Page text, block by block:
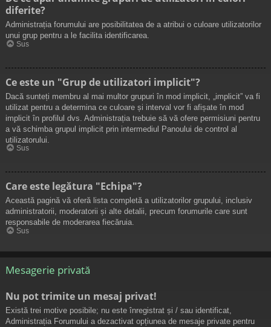
diferite?
Administrația forumului are posibilitatea de a atribui o culoare utilizatorilor
unui grup pentru a le facilita identificarea.
Sus
Ce este un "Grup de utilizatori implicit"?
Dacă sunteți membru al mai multor grupuri în mod implicit, „implicit” va fi
utilizat pentru a determina ce culoare și interval vor fi afișate în mod
implicit în profilul dvs. Administrația trebuie să vă ofere permisiuni pentru
a vă schimba grupul implicit prin intermediul Panoului de control al
utilizatorului.
Sus
Care este legătura "Echipa"?
Această pagină vă oferă lista completă a utilizatorilor grupului, inclusiv
administratorii, moderatorii și alte detalii, precum forumurile care sunt
responsabile de moderarea fiecăruia.
Sus
Mesagerie privată
Nu pot trimite un mesaj privat!
Există trei motive posibile; nu este înregistrat și / sau identificat,
Administrația Forumului a dezactivat opțiunea de mesaje private pentru